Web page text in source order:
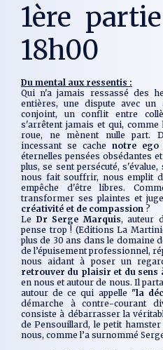
1ère
18h00
Du mental aux ressentis :
Qui n'a jamais ressassé des
entières, une dispute avec
conjoint, un conflit entre
s'arrêtent jamais et qui,
roue, ne mènent nulle part.
incessant se cache notre ego
éternelles pensées obsédantes
plus, se sent persécuté,
nous fait souffrir, nous emplit
empêche d'être libres.
transformer ses plaintes et
créativité et de compassion ?
Le Dr Serge Marquis, auteur
pense trop ! (Editions La
plus de 30 ans dans le domaine
de l’épuisement professionnel,
nous aidant à poser un
retrouver du plaisir et du sens
en nous et autour de nous. Il
autour de ce qui appelle "la
démarche à contre-courant
consiste à débarrasser la
dePensouillard, le petit
nous, comme l’a surnommé